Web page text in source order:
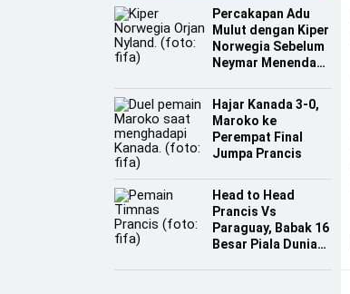
Percakapan Adu
Mulut dengan Kiper
Norwegia Sebelum
Neymar Menendang
Hajar Kanada 3-0,
Maroko ke
Perempat Final
Jumpa Prancis
Head to Head
Prancis Vs
Paraguay, Babak 16
Besar Piala Dunia